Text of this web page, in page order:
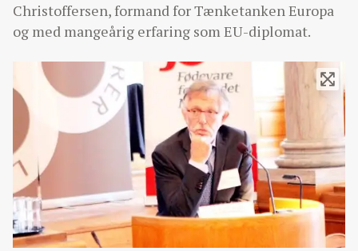
Christoffersen, formand for Tænketanken Europa
og med mangeårig erfaring som EU-diplomat.